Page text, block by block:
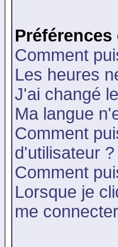
Comment
Les heures
J'ai changé
Ma langue
Comment
d'utilisateur ?
Comment
Lorsque je
me